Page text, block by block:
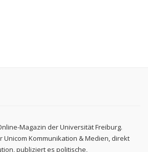
Magazin der Universität Freiburg.
Kommunikation & Medien, direkt
publiziert es politische,